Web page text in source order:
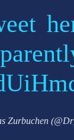
Zurbuchen